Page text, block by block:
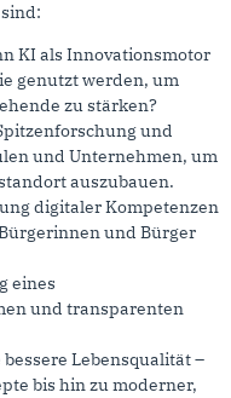
KI als Innovationsmotor
genutzt werden, um
zu stärken?
und
und Unternehmen, um
auszubauen.
digitaler Kompetenzen
und Bürger
eines
und transparenten
Lebensqualität –
bis hin zu moderner,